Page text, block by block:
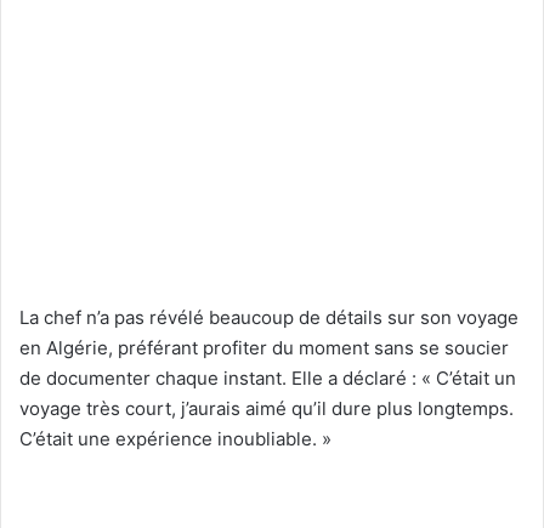
La chef n’a pas révélé beaucoup de détails sur son voyage
en Algérie, préférant profiter du moment sans se soucier
de documenter chaque instant. Elle a déclaré : « C’était un
voyage très court, j’aurais aimé qu’il dure plus longtemps.
C’était une expérience inoubliable. »